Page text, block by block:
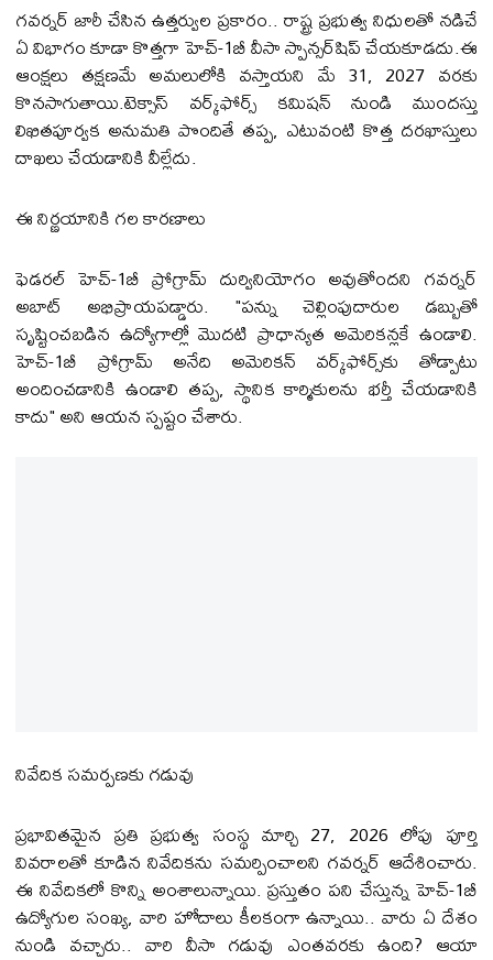
గవర్నర్ జారీ చేసిన ఉత్తర్వుల ప్రకారం.. రాష్ట్ర ప్రభుత్వ నిధులతో నడిచే
ఏ విభాగం కూడా కొత్తగా హెచ్-1బీ వీసా స్పాన్సర్‌షిప్ చేయకూడదు.ఈ
ఆంక్షలు తక్షణమే అమలులోకి వస్తాయని మే 31, 2027 వరకు
కొనసాగుతాయి.టెక్సాస్ వర్క్‌ఫోర్స్ కమిషన్ నుండి ముందస్తు
లిఖితపూర్వక అనుమతి పొందితే తప్ప, ఎటువంటి కొత్త దరఖాస్తులు
దాఖలు చేయడానికి వీల్లేదు.
ఈ నిర్ణయానికి గల కారణాలు
ఫెడరల్ హెచ్-1బీ ప్రోగ్రామ్ దుర్వినియోగం అవుతోందని గవర్నర్
అబాట్ అభిప్రాయపడ్డారు. "పన్ను చెల్లింపుదారుల డబ్బుతో
సృష్టించబడిన ఉద్యోగాల్లో మొదటి ప్రాధాన్యత అమెరికన్లకే ఉండాలి.
హెచ్-1బీ ప్రోగ్రామ్ అనేది అమెరికన్ వర్క్‌ఫోర్స్‌కు తోడ్పాటు
అందించడానికి ఉండాలి తప్ప, స్థానిక కార్మికులను భర్తీ చేయడానికి
కాదు" అని ఆయన స్పష్టం చేశారు.
నివేదిక సమర్పణకు గడువు
ప్రభావితమైన ప్రతి ప్రభుత్వ సంస్థ మార్చి 27, 2026 లోపు పూర్తి
వివరాలతో కూడిన నివేదికను సమర్పించాలని గవర్నర్ ఆదేశించారు.
ఈ నివేదికలో కొన్ని అంశాలున్నాయి. ప్రస్తుతం పని చేస్తున్న హెచ్-1బీ
ఉద్యోగుల సంఖ్య, వారి హోదాలు కీలకంగా ఉన్నాయి.. వారు ఏ దేశం
నుండి వచ్చారు.. వారి వీసా గడువు ఎంతవరకు ఉంది? ఆయా